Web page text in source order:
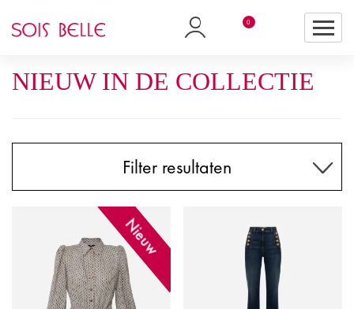
0
NIEUW IN DE COLLECTIE
Filter resultaten
Nieuw